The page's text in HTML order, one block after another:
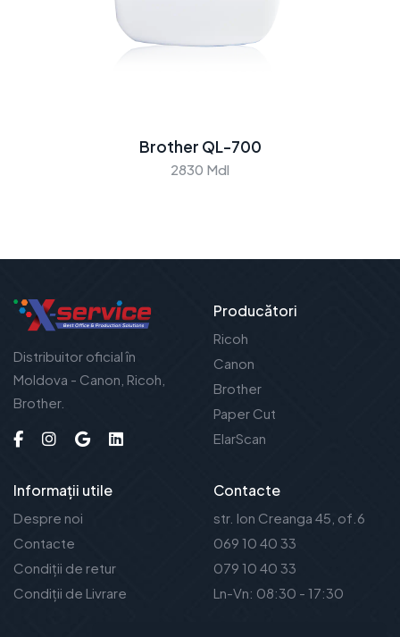
Brother QL-700
2830 Mdl
Distribuitor oficial în
Moldova - Canon, Ricoh,
Brother.
Producători
Ricoh
Canon
Brother
Paper Cut
ElarScan
Informații utile
Despre noi
Contacte
Condiții de retur
Condiții de Livrare
Contacte
str. Ion Creanga 45, of.6
069 10 40 33
079 10 40 33
Ln-Vn: 08:30 - 17:30